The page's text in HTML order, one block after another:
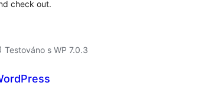
check out.
Testováno s WP 7.0.3